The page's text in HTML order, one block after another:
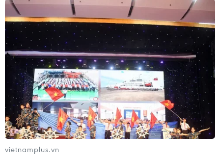
điều kiện đi kèm nhưng phía Bình Nhưỡng vẫn
chưa hồi đáp những đề nghị này./.
(TTXVN/Vietnam+)
vietnamplus.vn